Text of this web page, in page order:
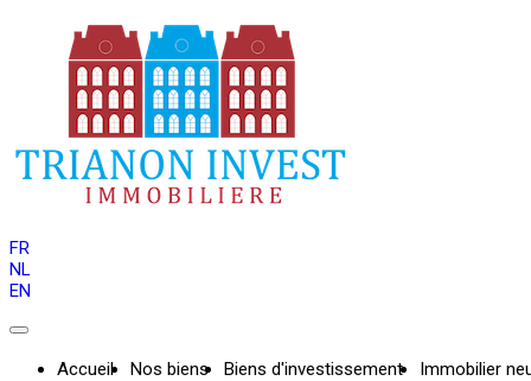
FR
NL
EN
Accueil Nos biens Biens d'investissement
Immobilier